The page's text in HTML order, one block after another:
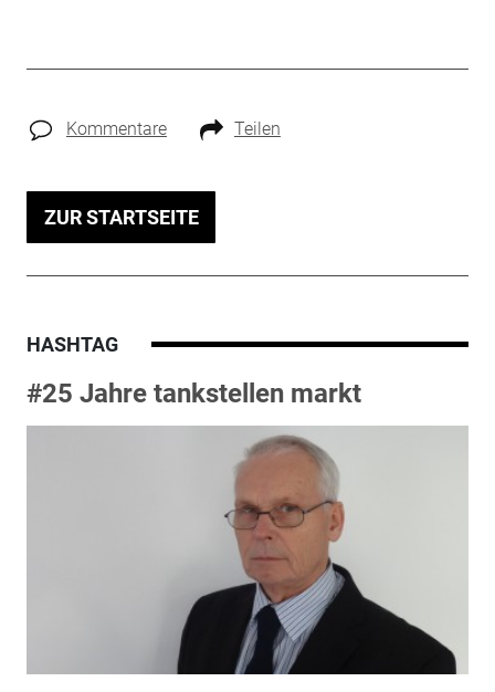
Kommentare Teilen
ZUR STARTSEITE
HASHTAG
#25 Jahre tankstellen markt